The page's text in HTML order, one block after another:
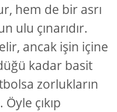
hem de bir asrı
ulu çınarıdır.
ancak işin içine
kadar basit
zorlukların
çıkıp